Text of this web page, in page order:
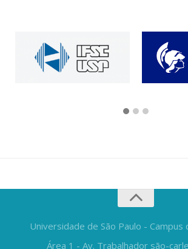
Universidade de São Paulo - Campus
Área 1 - Av. Trabalhador são-